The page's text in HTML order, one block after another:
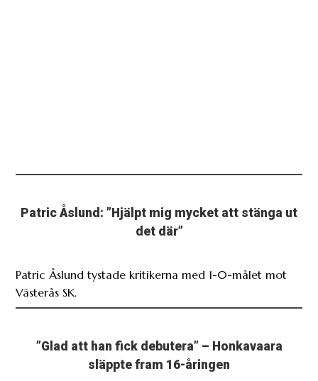
Patric Åslund: ”Hjälpt mig mycket att stänga ut
det där”
Patric Åslund tystade kritikerna med 1-0-målet mot
Västerås SK.
”Glad att han fick debutera” – Honkavaara
släppte fram 16-åringen